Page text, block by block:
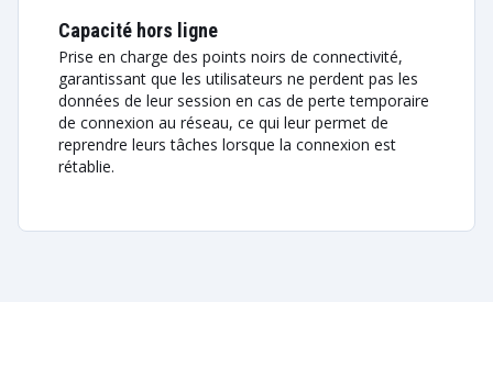
Capacité hors ligne
Prise en charge des points noirs de connectivité,
garantissant que les utilisateurs ne perdent pas les
données de leur session en cas de perte temporaire
de connexion au réseau, ce qui leur permet de
reprendre leurs tâches lorsque la connexion est
rétablie.